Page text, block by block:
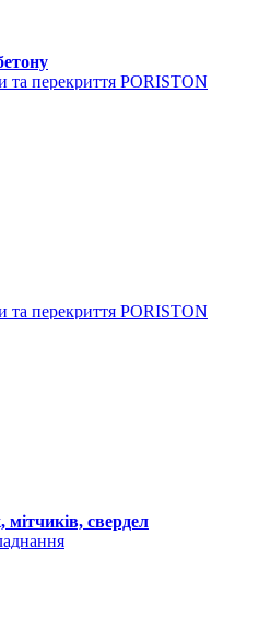
перекриття PORISTON
перекриття PORISTON
свердел